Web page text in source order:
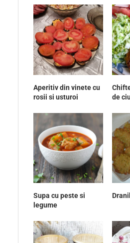
Aperitiv din vinete cu
rosii si usturoi
de
Supa cu peste si
legume